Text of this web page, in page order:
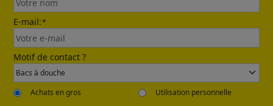
Send
E-mail:*
Motif de contact ?
Achats en gros Utilisation personnelle